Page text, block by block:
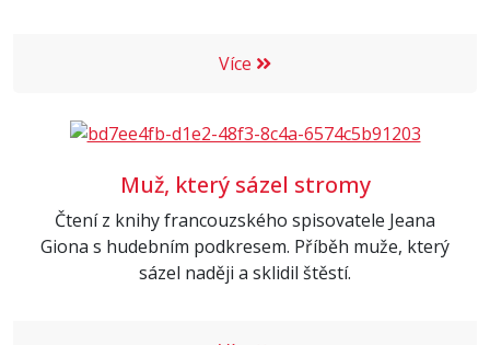
Více
Muž, který sázel stromy
Čtení z knihy francouzského spisovatele Jeana
Giona s hudebním podkresem. Příběh muže, který
sázel naději a sklidil štěstí.